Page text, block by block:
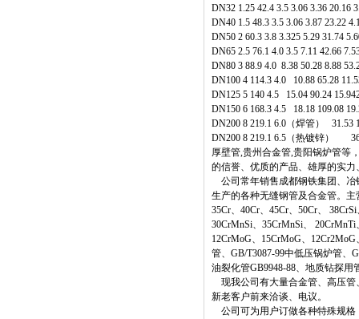
DN32 1.25 42.4 3.5 3.06 3.36 20.16
DN40 1.5 48.3 3.5 3.06 3.87 23.22
DN50 2 60.3 3.8 3.325 5.29 31.74
DN65 2.5 76.1 4.0 3.5 7.11 42.66
DN80 3 88.9 4.0 8.38 50.28 8.88
DN100 4 114.3 4.0 10.88 65.28
DN125 5 140 4.5 15.04 90.24
DN150 6 168.3 4.5 18.18 109.08
DN200 8 219.1 6.0（焊管）
DN200 8 219.1 6.5（热镀锌）
厚壁管,贵州合金管,贵阳锅炉管等
的信誉、优质的产品、雄厚的实
公司常年销售成都钢铁集团、冶
生产的各种无缝钢管及合金管。主
35Cr、40Cr、45Cr、50Cr、
30CrMnSi、35CrMnSi、
12CrMoG、15CrMoG、
管、GB/T3087-99中低压锅炉管、
油裂化管GB9948-88、地质钻探用
现我公司有大量合金管、高压管
新老客户前来洽谈、电议。
公司可为用户订做各种特殊规格